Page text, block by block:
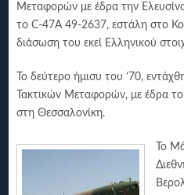
Μεταφορών με έδρα την
το C-47Α 49-2637, εστάλη στο
διάσωση του εκεί Ελληνικού
Το δεύτερο ήμισυ του ’70,
Τακτικών Μεταφορών, με έδρα
στη Θεσσαλονίκη.
Το